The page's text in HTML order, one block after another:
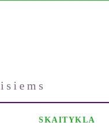
SKAITYKLA